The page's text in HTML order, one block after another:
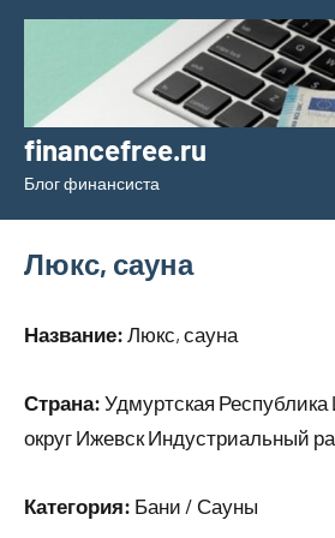
Перейти
содержимому
financefree.ru
Блог финансиста
Люкс, сауна
Название: Люкс, сауна
Страна: Удмуртская Республика
округ Ижевск Индустриальный
Категория: Бани / Сауны